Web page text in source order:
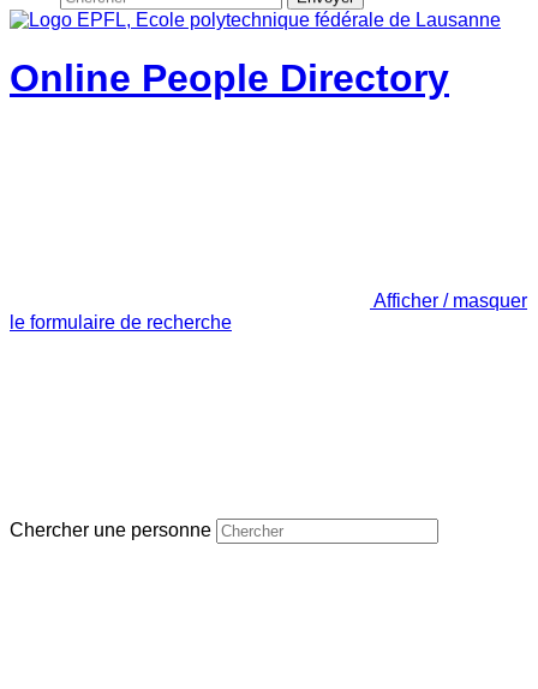
Online People Directory
Afficher / masquer
le formulaire de recherche
Chercher une personne